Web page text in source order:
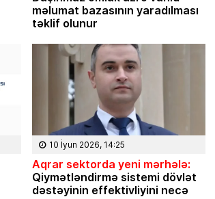
məlumat bazasının yaradılması
təklif olunur
10 İyun 2026, 14:25
Aqrar sektorda yeni mərhələ:
Qiymətləndirmə sistemi dövlət
dəstəyinin effektivliyini necə
Masallı rayonunun Ərkivan qəsəbəsaində
anadan olub. Memarlıq və İnşaat
üzrə bitirib. İqtisad elmləri doktorudur.
Hazırda Elm və […]